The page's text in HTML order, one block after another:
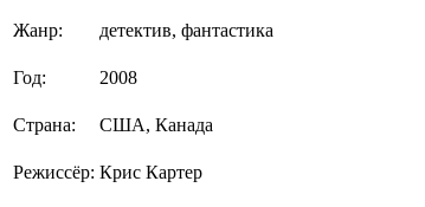
Жанр: детектив, фантастика
Год: 2008
Страна: США, Канада
Режиссёр: Крис Картер